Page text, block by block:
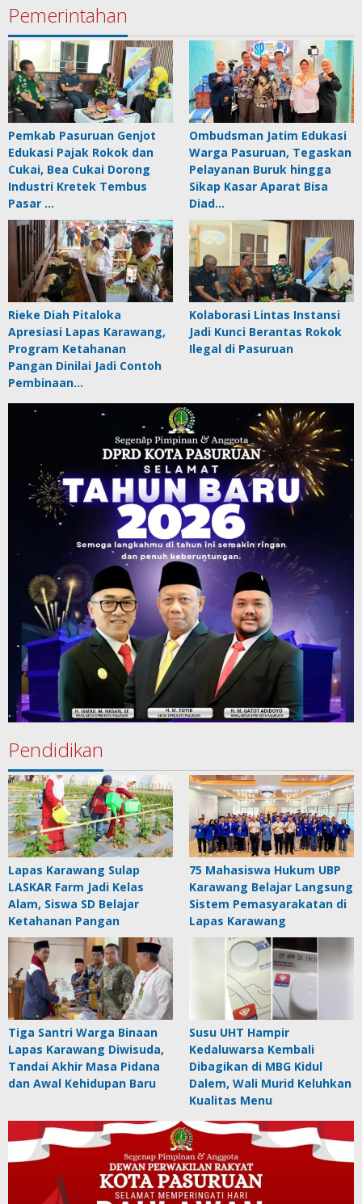
Pemerintahan
Pemkab Pasuruan Genjot
Edukasi Pajak Rokok dan
Cukai, Bea Cukai Dorong
Industri Kretek Tembus
Pasar …
Ombudsman Jatim Edukasi
Warga Pasuruan, Tegaskan
Pelayanan Buruk hingga
Sikap Kasar Aparat Bisa
Diad…
Rieke Diah Pitaloka
Apresiasi Lapas Karawang,
Program Ketahanan
Pangan Dinilai Jadi Contoh
Pembinaan…
Kolaborasi Lintas Instansi
Jadi Kunci Berantas Rokok
Ilegal di Pasuruan
Pendidikan
Lapas Karawang Sulap
LASKAR Farm Jadi Kelas
Alam, Siswa SD Belajar
Ketahanan Pangan
75 Mahasiswa Hukum UBP
Karawang Belajar Langsung
Sistem Pemasyarakatan di
Lapas Karawang
Tiga Santri Warga Binaan
Lapas Karawang Diwisuda,
Tandai Akhir Masa Pidana
dan Awal Kehidupan Baru
Susu UHT Hampir
Kedaluwarsa Kembali
Dibagikan di MBG Kidul
Dalem, Wali Murid Keluhkan
Kualitas Menu